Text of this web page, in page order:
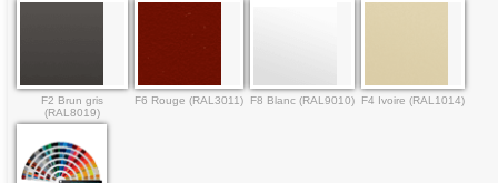
F2 Brun gris
(RAL8019)
F6 Rouge (RAL3011) F8 Blanc (RAL9010) F4 Ivoire (RAL1014)